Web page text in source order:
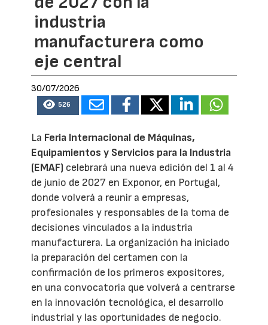
industria
manufacturera como
eje central
30/07/2026
526
La Feria Internacional de Máquinas,
Equipamientos y Servicios para la Industria
(EMAF) celebrará una nueva edición del 1 al 4
de junio de 2027 en Exponor, en Portugal,
donde volverá a reunir a empresas,
profesionales y responsables de la toma de
decisiones vinculados a la industria
manufacturera. La organización ha iniciado
la preparación del certamen con la
confirmación de los primeros expositores,
en una convocatoria que volverá a centrarse
en la innovación tecnológica, el desarrollo
industrial y las oportunidades de negocio.